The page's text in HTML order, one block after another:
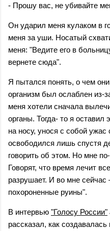
- Прошу вас, не убивайте
Он ударил меня кулаком в
меня за уши. Носатый
меня: "Ведите его в
вернете сюда".
Я пытался понять, о чем
организм был ослаблен из-
меня хотели сначала
органы. Тогда- то я
на носу, унося с собой
освободился лишь спустя
говорить об этом. Но мне
Говорят, что время лечит
разрушает. И во мне
похороненные руины".
В интервью "Голосу России"
рассказал, как создавалась